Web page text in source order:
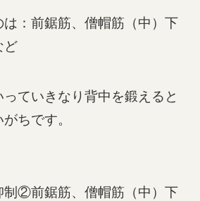
：前鋸筋、僧帽筋（中）下
ど
ていきなり背中を鍛えると
ちです。
②前鋸筋、僧帽筋（中）下